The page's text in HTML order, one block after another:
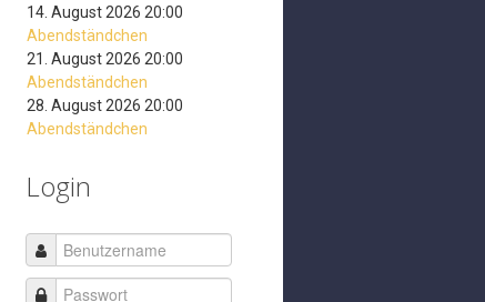
14. August 2026 20:00
Abendständchen
21. August 2026 20:00
Abendständchen
28. August 2026 20:00
Abendständchen
Login